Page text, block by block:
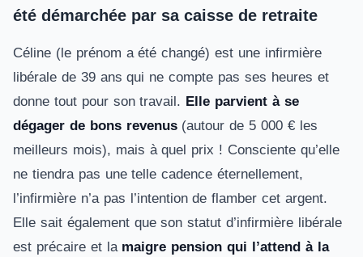
été démarchée par sa caisse de retraite
Céline (le prénom a été changé) est une infirmière
libérale de 39 ans qui ne compte pas ses heures et
donne tout pour son travail. Elle parvient à se
dégager de bons revenus (autour de 5 000 € les
meilleurs mois), mais à quel prix ! Consciente qu’elle
ne tiendra pas une telle cadence éternellement,
l’infirmière n’a pas l’intention de flamber cet argent.
Elle sait également que son statut d’infirmière libérale
est précaire et la maigre pension qui l’attend à la